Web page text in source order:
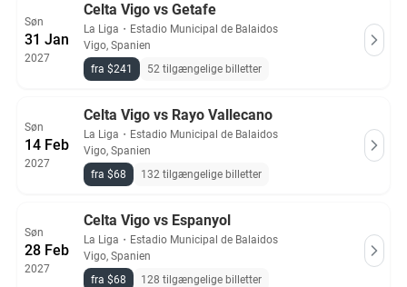
Søn
31 Jan
2027
Celta Vigo vs Getafe
La Liga ・ Estadio Municipal de Balaidos
Vigo, Spanien
fra $241
52 tilgængelige billetter
Søn
14 Feb
2027
Celta Vigo vs Rayo Vallecano
La Liga ・ Estadio Municipal de Balaidos
Vigo, Spanien
fra $68
132 tilgængelige billetter
Søn
28 Feb
2027
Celta Vigo vs Espanyol
La Liga ・ Estadio Municipal de Balaidos
Vigo, Spanien
fra $68
128 tilgængelige billetter